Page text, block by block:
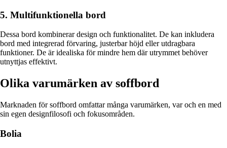
5. Multifunktionella bord
Dessa bord kombinerar design och funktionalitet. De kan inkludera
bord med integrerad förvaring, justerbar höjd eller utdragbara
funktioner. De är idealiska för mindre hem där utrymmet behöver
utnyttjas effektivt.
Olika varumärken av soffbord
Marknaden för soffbord omfattar många varumärken, var och en med
sin egen designfilosofi och fokusområden.
Bolia